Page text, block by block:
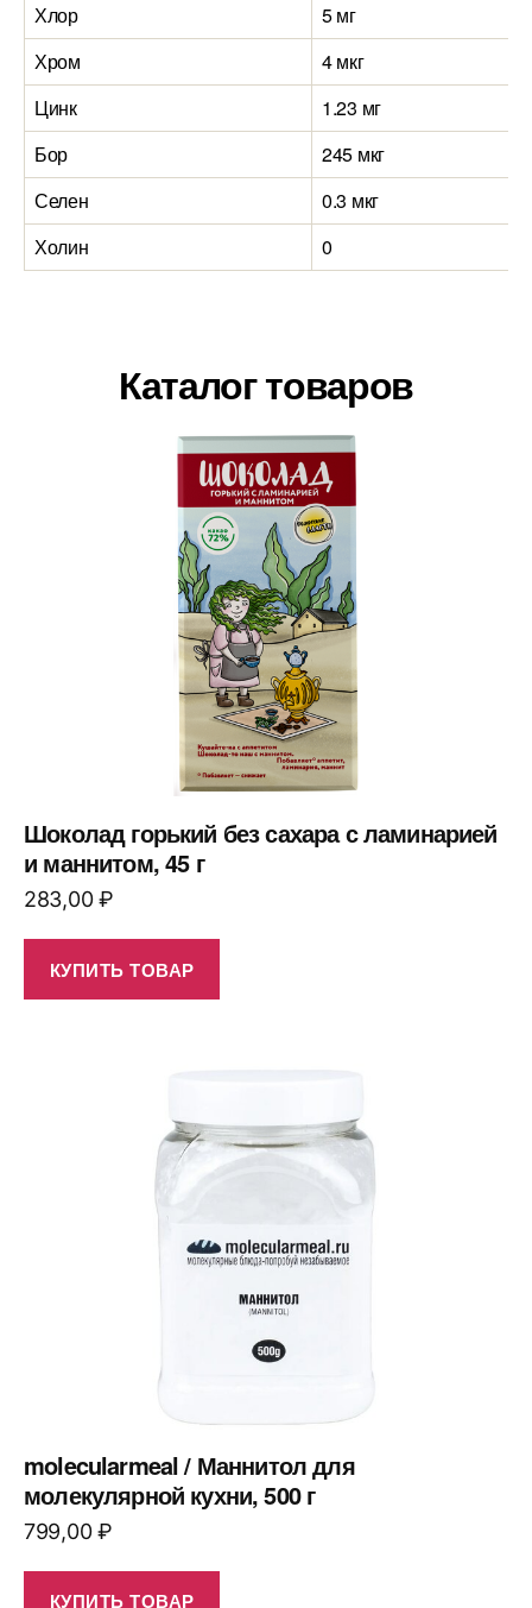
Хлор
5 мг
Хром
4 мкг
Цинк
1.23 мг
Бор
245 мкг
Селен
0.3 мкг
Холин
0
Каталог товаров
Шоколад горький без сахара с ламинарией
и маннитом, 45 г
283,00₽
КУПИТЬ ТОВАР
molecularmeal / Маннитол для
молекулярной кухни, 500 г
799,00₽
КУПИТЬ ТОВАР